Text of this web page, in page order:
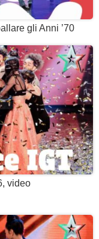
gli Anni ’70
video